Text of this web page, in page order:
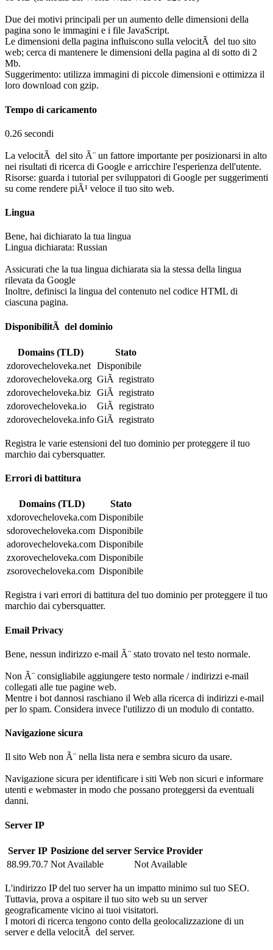
Due dei motivi principali per un aumento delle dimensioni della
pagina sono le immagini e i file JavaScript.
Le dimensioni della pagina influiscono sulla velocitÃ del tuo sito
web; cerca di mantenere le dimensioni della pagina al di sotto di 2
Mb.
Suggerimento: utilizza immagini di piccole dimensioni e ottimizza il
loro download con gzip.
Tempo di caricamento
0.26 secondi
La velocitÃ del sito Ã¨ un fattore importante per posizionarsi in alto
nei risultati di ricerca di Google e arricchire l'esperienza dell'utente.
Risorse: guarda i tutorial per sviluppatori di Google per suggerimenti
su come rendere piÃ¹ veloce il tuo sito web.
Lingua
Bene, hai dichiarato la tua lingua
Lingua dichiarata: Russian
Assicurati che la tua lingua dichiarata sia la stessa della lingua
rilevata da Google
Inoltre, definisci la lingua del contenuto nel codice HTML di
ciascuna pagina.
DisponibilitÃ del dominio
Domains (TLD)
Stato
zdorovecheloveka.net Disponibile
zdorovecheloveka.org GiÃ registrato
zdorovecheloveka.biz GiÃ registrato
zdorovecheloveka.io
GiÃ registrato
zdorovecheloveka.info GiÃ registrato
Registra le varie estensioni del tuo dominio per proteggere il tuo
marchio dai cybersquatter.
Errori di battitura
Domains (TLD)
Stato
xdorovecheloveka.com Disponibile
sdorovecheloveka.com Disponibile
adorovecheloveka.com Disponibile
zxorovecheloveka.com Disponibile
zsorovecheloveka.com Disponibile
Registra i vari errori di battitura del tuo dominio per proteggere il tuo
marchio dai cybersquatter.
Email Privacy
Bene, nessun indirizzo e-mail Ã¨ stato trovato nel testo normale.
Non Ã¨ consigliabile aggiungere testo normale / indirizzi e-mail
collegati alle tue pagine web.
Mentre i bot dannosi raschiano il Web alla ricerca di indirizzi e-mail
per lo spam. Considera invece l'utilizzo di un modulo di contatto.
Navigazione sicura
Il sito Web non Ã¨ nella lista nera e sembra sicuro da usare.
Navigazione sicura per identificare i siti Web non sicuri e informare
utenti e webmaster in modo che possano proteggersi da eventuali
danni.
Server IP
Server IP Posizione del server Service Provider
88.99.70.7 Not Available Not Available
L'indirizzo IP del tuo server ha un impatto minimo sul tuo SEO.
Tuttavia, prova a ospitare il tuo sito web su un server
geograficamente vicino ai tuoi visitatori.
I motori di ricerca tengono conto della geolocalizzazione di un
server e della velocitÃ del server.